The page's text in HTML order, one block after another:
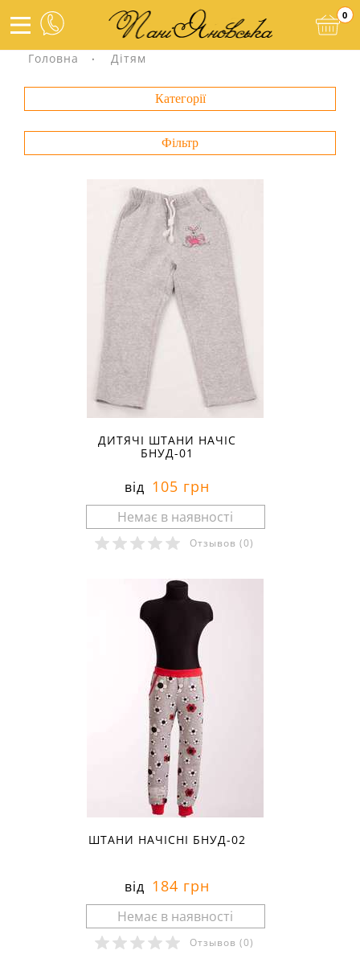
0
Головна Дітям
Категорії
Фільтр
ДИТЯЧІ ШТАНИ НАЧІС
БНУД-01
від 105 грн
Отзывов (0)
ШТАНИ НАЧІСНІ БНУД-02
від 184 грн
Отзывов (0)